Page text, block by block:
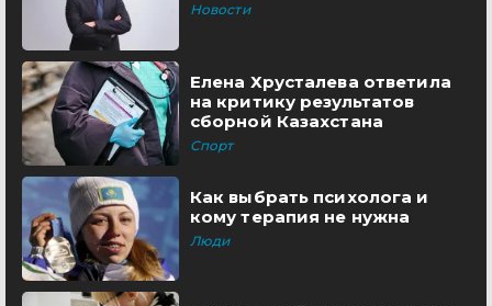
Новости
Елена Хрусталева ответила
на критику результатов
сборной Казахстана
Спорт
Как выбрать психолога и
кому терапия не нужна
Люди